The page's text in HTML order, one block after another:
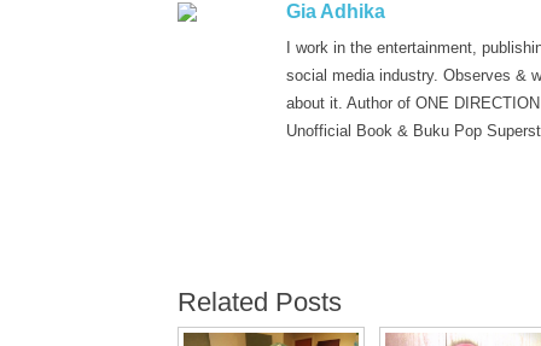
Gia Adhika
I work in the entertainment,
social media industry. Observes &
about it. Author of ONE
Unofficial Book & Buku Pop
Related Posts